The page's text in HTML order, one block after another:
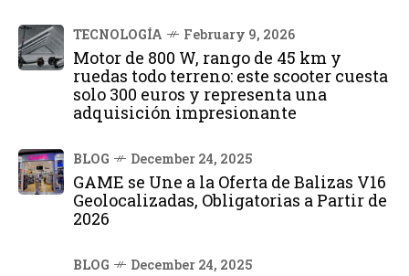
TECNOLOGÍA February 9, 2026
Motor de 800 W, rango de 45 km y
ruedas todo terreno: este scooter cuesta
solo 300 euros y representa una
adquisición impresionante
BLOG December 24, 2025
GAME se Une a la Oferta de Balizas V16
Geolocalizadas, Obligatorias a Partir de
2026
BLOG December 24, 2025